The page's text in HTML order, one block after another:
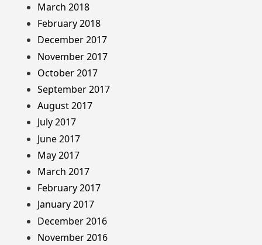
March 2018
February 2018
December 2017
November 2017
October 2017
September 2017
August 2017
July 2017
June 2017
May 2017
March 2017
February 2017
January 2017
December 2016
November 2016